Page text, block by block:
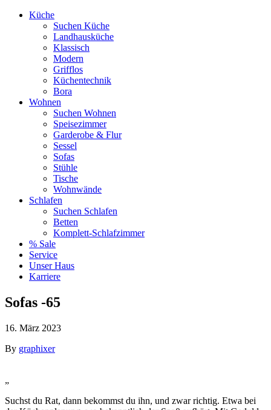
Küche
Suchen Küche
Landhausküche
Klassisch
Modern
Grifflos
Küchentechnik
Bora
Wohnen
Suchen Wohnen
Speisezimmer
Garderobe & Flur
Sessel
Sofas
Stühle
Tische
Wohnwände
Schlafen
Suchen Schlafen
Betten
Komplett-Schlafzimmer
% Sale
Service
Unser Haus
Karriere
Sofas -65
16. März 2023
By graphixer
„
Suchst du Rat, dann bekommst du ihn, und zwar richtig. Etwa bei